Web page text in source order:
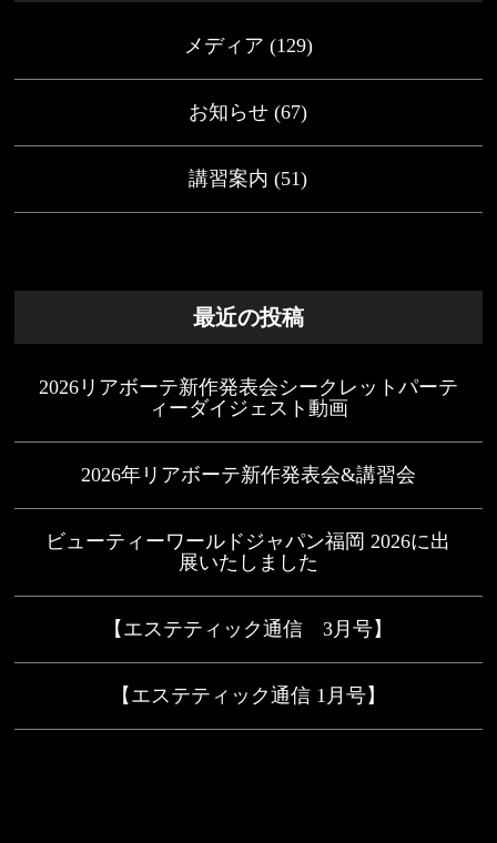
メディア (129)
お知らせ (67)
講習案内 (51)
最近の投稿
2026リアボーテ新作発表会シークレットパーテ
ィーダイジェスト動画
2026年リアボーテ新作発表会&講習会
ビューティーワールドジャパン福岡 2026に出
展いたしました
【エステティック通信 3月号】
【エステティック通信 1月号】